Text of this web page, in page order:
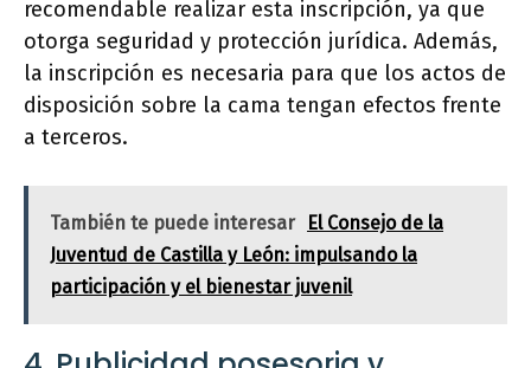
recomendable realizar esta inscripción, ya que
otorga seguridad y protección jurídica. Además,
la inscripción es necesaria para que los actos de
disposición sobre la cama tengan efectos frente
a terceros.
También te puede interesar
El Consejo de la
Juventud de Castilla y León: impulsando la
participación y el bienestar juvenil